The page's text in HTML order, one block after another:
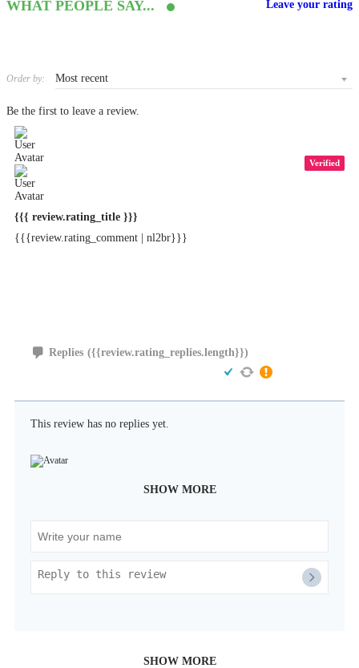
WHAT PEOPLE SAY... Leave your rating
Order by:
Be the first to leave a review.
Verified
{{{ review.rating_title }}}
{{{review.rating_comment | nl2br}}}
Replies ({{review.rating_replies.length}})
This review has no replies yet.
SHOW MORE
SHOW MORE